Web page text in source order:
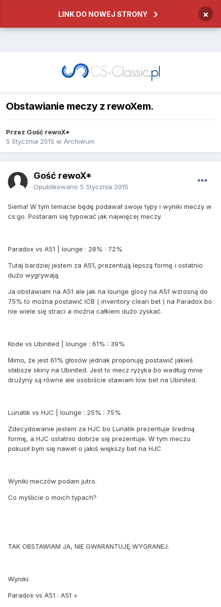
LINK DO NOWEJ STRONY ×
Obstawianie meczy z rewoXem.
Przez Gość rewoX*
5 Stycznia 2015 w Archiwum
Gość rewoX*
Opublikowano 5 Stycznia 2015
Siema! W tym temacie będę podawał swoje typy i wyniki meczy w
cs:go. Postaram się typować jak najwięcej meczy.
Paradox vs A51 | lounge : 28% : 72%
Tutaj bardziej jestem za A51, prezentują lepszą formę i ostatnio
dużo wygrywają.
Ja obstawiam na A51 ale jak na lounge glosy na A51 wzrosną do
75% to można postawić ICB ( inventory clean bet ) na Paradox bo
nie wiele się straci a można całkiem dużo zyskać.
Kode vs Ubinited | lounge : 61% : 39%
Mimo, że jest 61% głosów jednak proponuję postawić jakieś
słabsze skiny na Ubinited. Jest to mecz ryzyka bo według mnie
drużyny są równe ale osobiście stawiam low bet na Ubinited.
Lunatik vs HJC | lounge : 25% : 75%
Zdecydowanie jestem za HJC bo Lunatik prezentuje średnią
formę, a HJC ostatnio dobrze się prezentuje. W tym meczu
pokusił bym się nawet o jakiś większy bet na HJC
Wyniki meczów podam jutro.
Co myślicie o moich typach?
TAK OBSTAWIAM JA, NIE GWARANTUJĘ WYGRANEJ.
Wyniki:
Paradox vs A51 : A51 +